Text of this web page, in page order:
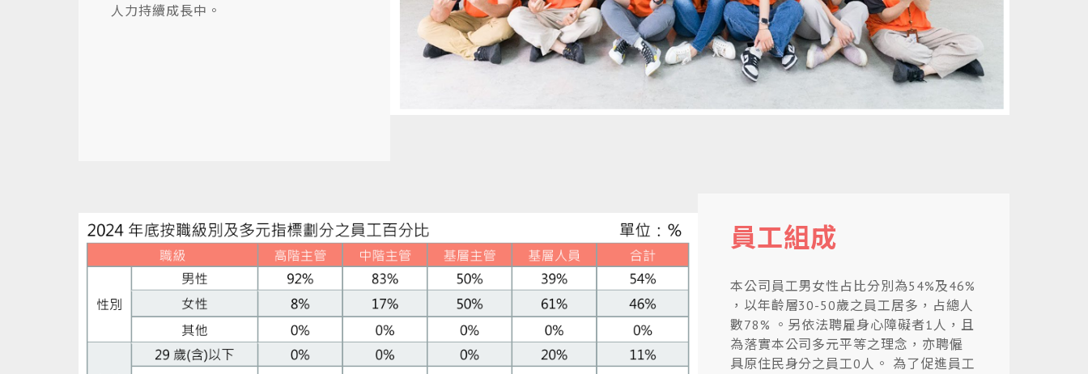
人力持續成長中。
員工組成
本公司員工男女性占比分別為54%及46%
，以年齡層30-50歲之員工居多，占總人
數78% 。另依法聘雇身心障礙者1人，且
為落實本公司多元平等之理念，亦聘僱
具原住民身分之員工0人。 為了促進員工